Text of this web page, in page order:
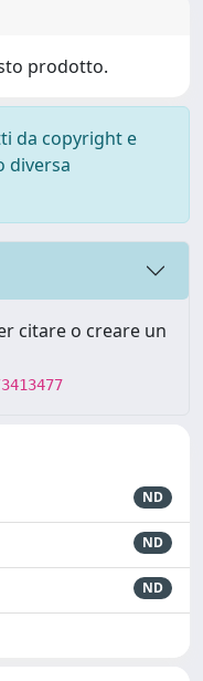
prodotto.
da copyright e
diversa
citare o creare un
ND
ND
ND